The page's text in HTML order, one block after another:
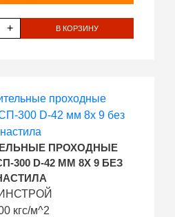
+ В КОРЗИНУ
ПРОХОДНЫЕ
300 D-42 ММ 8Х 9 БЕЗ
кгс/м^2